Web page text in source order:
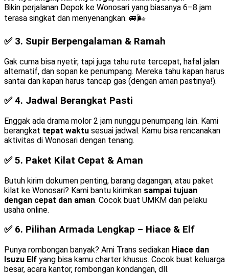
Bikin perjalanan Depok ke Wonosari yang biasanya 6–8 jam
terasa singkat dan menyenangkan. 🚐🌬️
✅ 3. Supir Berpengalaman & Ramah
Gak cuma bisa nyetir, tapi juga tahu rute tercepat, hafal jalan
alternatif, dan sopan ke penumpang. Mereka tahu kapan harus
santai dan kapan harus tancap gas (dengan aman pastinya!).
✅ 4. Jadwal Berangkat Pasti
Enggak ada drama molor 2 jam nunggu penumpang lain. Kami
berangkat tepat waktu sesuai jadwal. Kamu bisa rencanakan
aktivitas di Wonosari dengan tenang.
✅ 5. Paket Kilat Cepat & Aman
Butuh kirim dokumen penting, barang dagangan, atau paket
kilat ke Wonosari? Kami bantu kirimkan sampai tujuan
dengan cepat dan aman. Cocok buat UMKM dan pelaku
usaha online.
✅ 6. Pilihan Armada Lengkap – Hiace & Elf
Punya rombongan banyak? Arni Trans sediakan Hiace dan
Isuzu Elf yang bisa kamu charter khusus. Cocok buat keluarga
besar, acara kantor, rombongan kondangan, dll.